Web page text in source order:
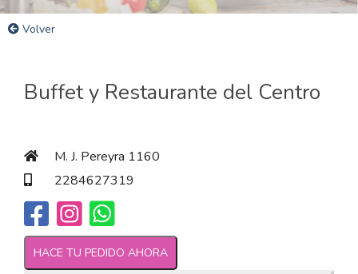
Volver
Buffet y Restaurante del Centro
M. J. Pereyra 1160
2284627319
HACE TU PEDIDO AHORA